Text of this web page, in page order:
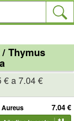
Thymus
€ a 7.04 €
7.04 €